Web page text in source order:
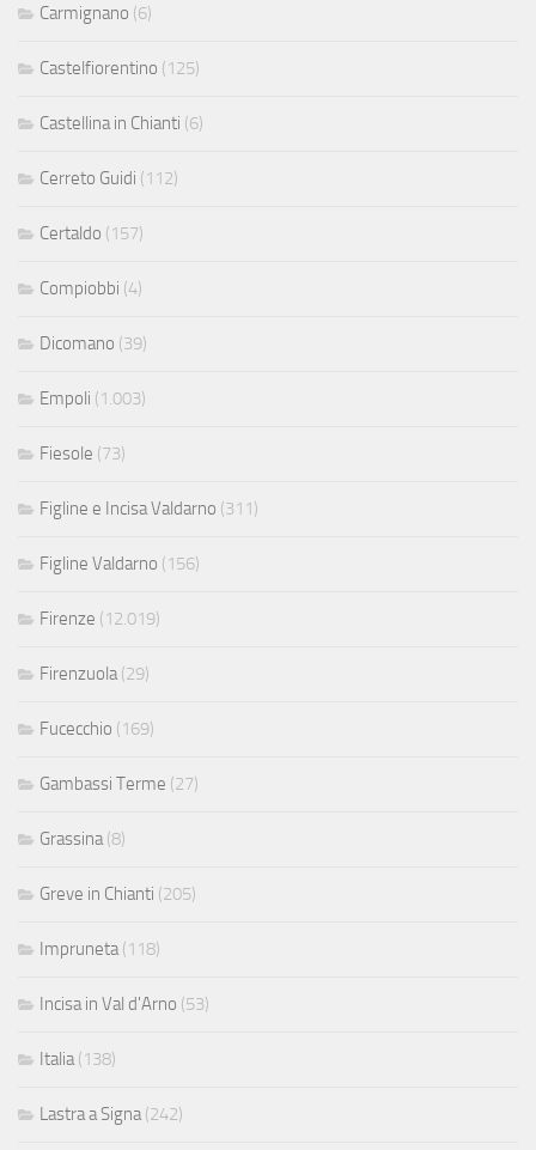
Carmignano (6)
Castelfiorentino (125)
Castellina in Chianti (6)
Cerreto Guidi (112)
Certaldo (157)
Compiobbi (4)
Dicomano (39)
Empoli (1.003)
Fiesole (73)
Figline e Incisa Valdarno (311)
Figline Valdarno (156)
Firenze (12.019)
Firenzuola(29)
Fucecchio (169)
Gambassi Terme (27)
Grassina(8)
Greve in Chianti (205)
Impruneta(118)
Incisa in Val d'Arno (53)
Italia(138)
Lastra a Signa(242)